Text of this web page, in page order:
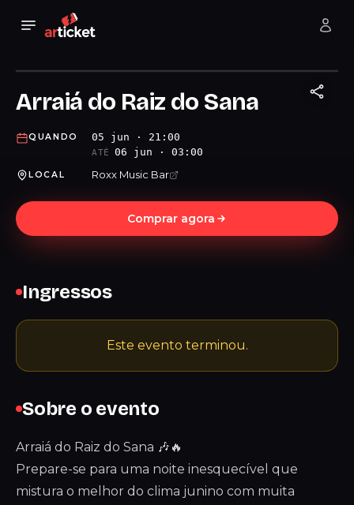
Arraiá do Raiz do Sana
QUANDO 05 jun · 21:00
ATÉ 06 jun · 03:00
LOCAL Roxx Music Bar
Comprar agora
Sobre o evento
Arraiá do Raiz do Sana 🎶🔥
Prepare-se para uma noite inesquecível que
mistura o melhor do clima junino com muita
Ingressos
Este evento terminou.